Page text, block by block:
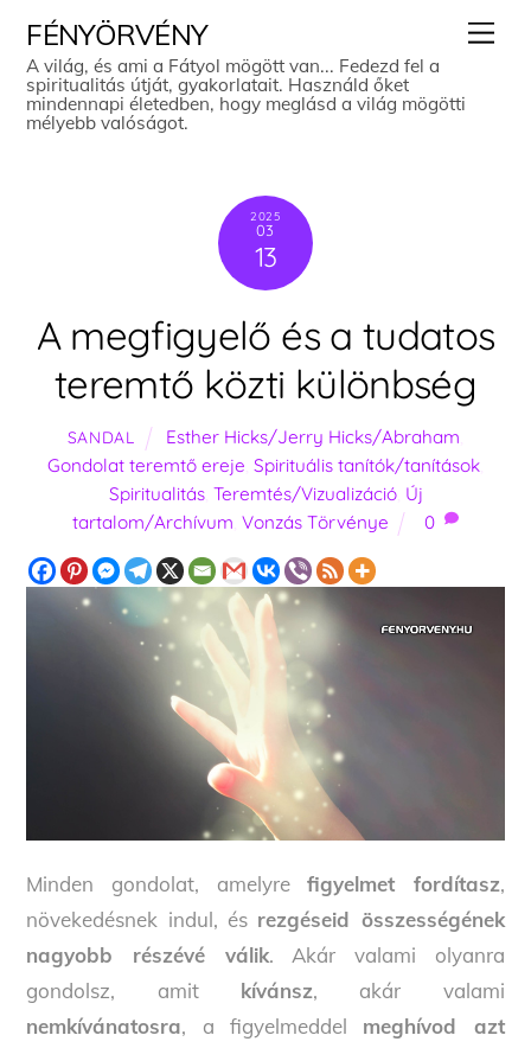
content
FÉNYÖRVÉNY
A világ, és ami a Fátyol mögött van... Fedezd fel a
spiritualitás útját, gyakorlatait. Használd őket
mindennapi életedben, hogy meglásd a világ mögötti
mélyebb valóságot.
2025
03
13
A megfigyelő és a tudatos
teremtő közti különbség
SANDAL Esther Hicks/Jerry Hicks/Abraham
Gondolat teremtő ereje Spirituális tanítók/tanítások
Spiritualitás, Teremtés/Vizualizáció, Új
tartalom/Archívum Vonzás Törvénye 0
Minden gondolat, amelyrefigyelmet fordítasz,
növekedésnek indul, és rezgéseid összességének
nagyobb részévé válik. Akár valami olyanra
gondolsz, amit kívánsz, akár valami
nemkívánatosra, a figyelmeddel meghívod azt